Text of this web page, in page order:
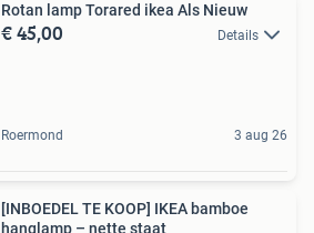
Rotan lamp Torared ikea Als Nieuw
€ 45,00 Details
Roermond 3 aug 26
[INBOEDEL TE KOOP] IKEA bamboe
hanglamp – nette staat